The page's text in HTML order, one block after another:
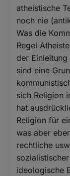
atheistische
noch nie
Was die
Regel
der
sind eine
sich Religion
hat
Religion für
was aber
rechtliche
ideologische